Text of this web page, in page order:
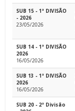
SUB 15 - 1ª DIVISÃO
- 2026
23/05/2026
SUB 14 - 1ª DIVISÃO
2026
16/05/2026
SUB 13 - 1ª DIVISÃO
2026
16/05/2026
SUB 20 - 2ª Divisão